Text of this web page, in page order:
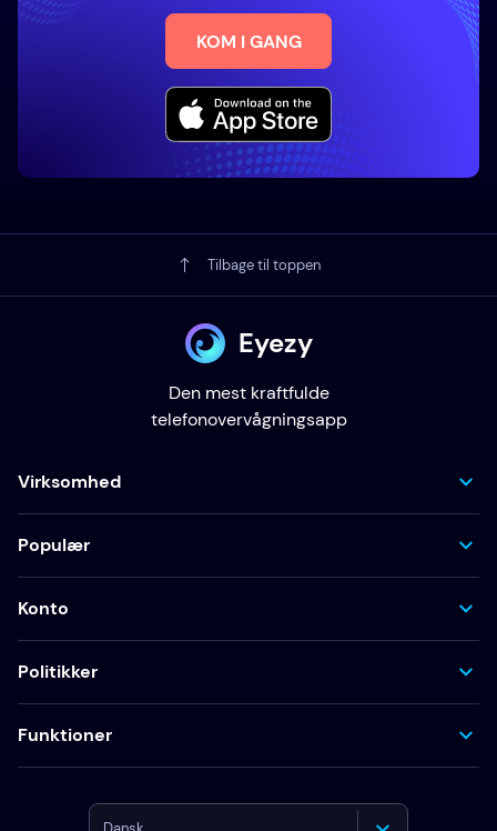
KOM I GANG
Tilbage til toppen
Eyezy
Den mest kraftfulde
telefonovervågningsapp
Virksomhed
Populær
Konto
Politikker
Funktioner